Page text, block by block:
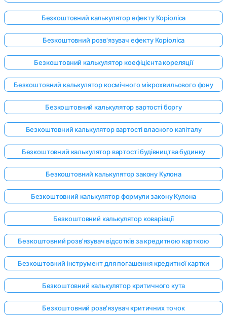
Безкоштовний калькулятор ефекту Коріоліса
Безкоштовний розв'язувач ефекту Коріоліса
Безкоштовний калькулятор коефіцієнта кореляції
Безкоштовний калькулятор космічного мікрохвильового фону
Безкоштовний калькулятор вартості боргу
Безкоштовний калькулятор вартості власного капіталу
Безкоштовний калькулятор вартості будівництва будинку
Безкоштовний калькулятор закону Кулона
Безкоштовний калькулятор формули закону Кулона
Безкоштовний калькулятор коваріації
Безкоштовний розв'язувач відсотків за кредитною карткою
Безкоштовний інструмент для погашення кредитної картки
Безкоштовний калькулятор критичного кута
Безкоштовний розв'язувач критичних точок